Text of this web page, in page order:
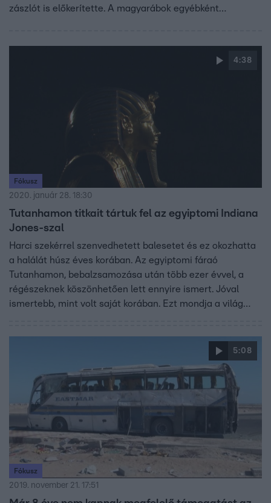
zászlót is előkerítette. A magyarábok egyébként
4:38
Fókusz
2020. január 28. 18:30
Tutanhamon titkait tártuk fel az egyiptomi Indiana
Jones-szal
Harci szekérrel szenvedhetett balesetet és ez okozhatta
a halálát húsz éves korában. Az egyiptomi fáraó
Tutanhamon, bebalzsamozása után több ezer évvel, a
régészeknek köszönhetően lett ennyire ismert. Jóval
ismertebb, mint volt saját korában. Ezt mondja a világ
visszajuttatásáért. A Fókusznak Budapesten adott
5:08
Fókusz
2019. november 21. 17:51